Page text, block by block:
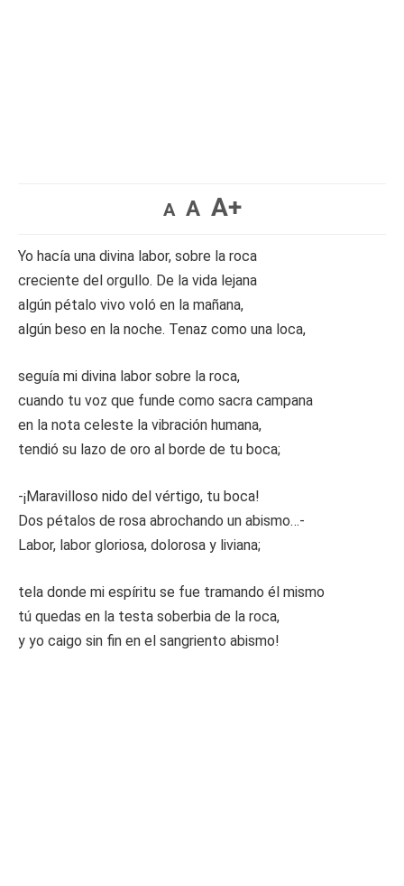
A A A+
Yo hacía una divina labor, sobre la roca
creciente del orgullo. De la vida lejana
algún pétalo vivo voló en la mañana,
algún beso en la noche. Tenaz como una loca,
seguía mi divina labor sobre la roca,
cuando tu voz que funde como sacra campana
en la nota celeste la vibración humana,
tendió su lazo de oro al borde de tu boca;
-¡Maravilloso nido del vértigo, tu boca!
Dos pétalos de rosa abrochando un abismo…-
Labor, labor gloriosa, dolorosa y liviana;
tela donde mi espíritu se fue tramando él mismo
tú quedas en la testa soberbia de la roca,
y yo caigo sin fin en el sangriento abismo!